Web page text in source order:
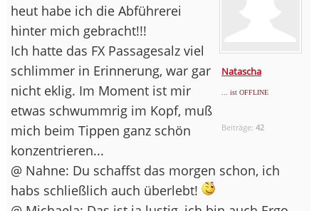
Natascha
... ist OFFLINE
Beiträge:42
heut habe ich die Abführerei
hinter mich gebracht!!!
Ich hatte das FX Passagesalz viel
schlimmer in Erinnerung, war gar
nicht eklig. Im Moment ist mir
etwas schwummrig im Kopf, muß
mich beim Tippen ganz schön
konzentrieren...
@ Nahne: Du schaffst das morgen schon, ich
habs schließlich auch überlebt!